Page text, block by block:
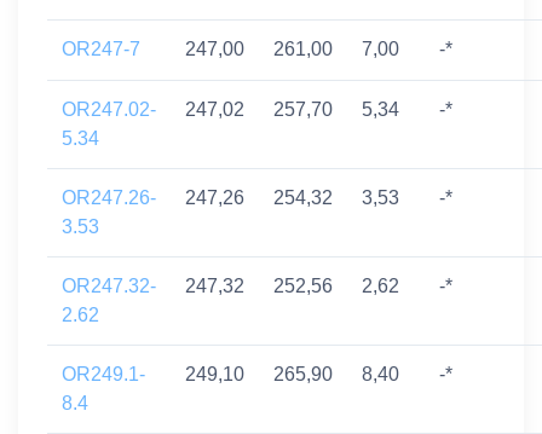
OR247-7 247,00 261,00 7,00 -*
OR247.02-
5.34
247,02 257,70 5,34 -*
OR247.26-
3.53
247,26 254,32 3,53 -*
OR247.32-
2.62
247,32 252,56 2,62 -*
OR249.1-
8.4
249,10 265,90 8,40 -*